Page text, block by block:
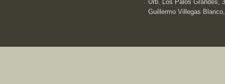
Urb. Los Palos Grandes,
Guillermo Villegas